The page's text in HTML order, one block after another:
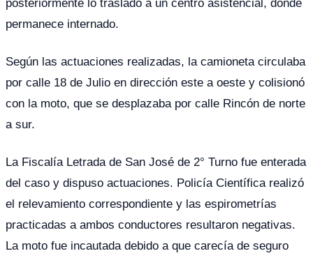
permanece internado.
Según las actuaciones realizadas, la camioneta circulaba
por calle 18 de Julio en dirección este a oeste y colisionó
con la moto, que se desplazaba por calle Rincón de norte
a sur.
La Fiscalía Letrada de San José de 2° Turno fue enterada
del caso y dispuso actuaciones. Policía Científica realizó
el relevamiento correspondiente y las espirometrías
practicadas a ambos conductores resultaron negativas.
La moto fue incautada debido a que carecía de seguro